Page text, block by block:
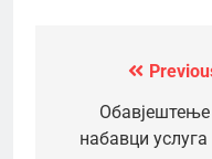
Кретање
чланка
набавци услуга